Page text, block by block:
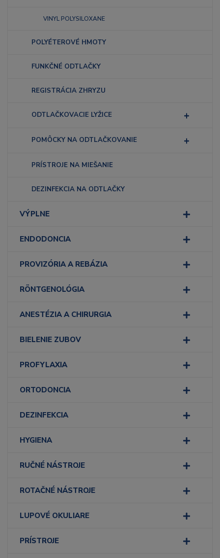
VINYL POLYSILOXANE
POLYÉTEROVÉ HMOTY
FUNKČNÉ ODTLAČKY
REGISTRÁCIA ZHRYZU
ODTLAČKOVACIE LYŽICE
POMÔCKY NA ODTLAČKOVANIE
PRÍSTROJE NA MIEŠANIE
DEZINFEKCIA NA ODTLAČKY
VÝPLNE
ENDODONCIA
PROVIZÓRIA A REBÁZIA
RÖNTGENOLÓGIA
ANESTÉZIA A CHIRURGIA
BIELENIE ZUBOV
PROFYLAXIA
ORTODONCIA
DEZINFEKCIA
HYGIENA
RUČNÉ NÁSTROJE
ROTAČNÉ NÁSTROJE
LUPOVÉ OKULIARE
PRÍSTROJE